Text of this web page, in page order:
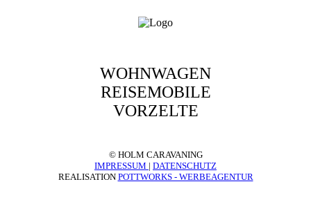
WOHNWAGEN
REISEMOBILE
VORZELTE
© HOLM CARAVANING
IMPRESSUM | DATENSCHUTZ
REALISATION POTTWORKS - WERBEAGENTUR